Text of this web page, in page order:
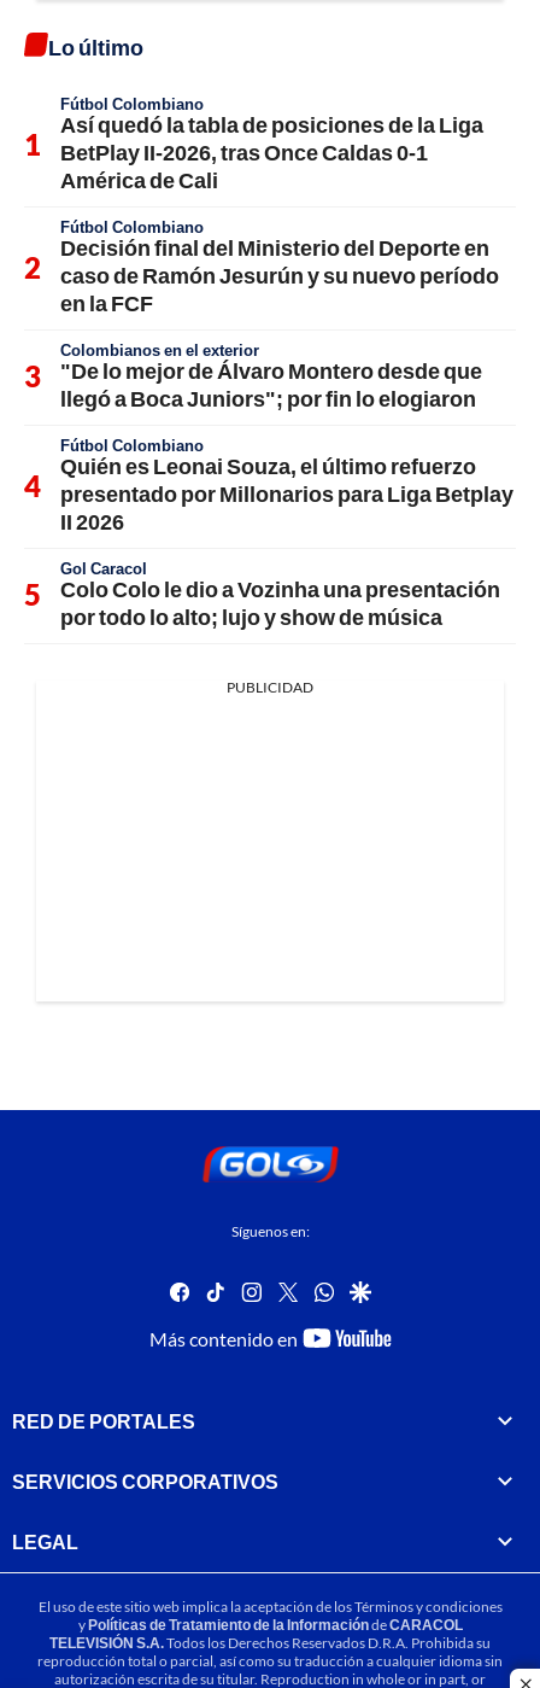
Lo último
Fútbol Colombiano
Así quedó la tabla de posiciones de la Liga
BetPlay II-2026, tras Once Caldas 0-1
América de Cali
Fútbol Colombiano
Decisión final del Ministerio del Deporte en
caso de Ramón Jesurún y su nuevo período
en la FCF
Colombianos en el exterior
"De lo mejor de Álvaro Montero desde que
llegó a Boca Juniors"; por fin lo elogiaron
Fútbol Colombiano
Quién es Leonai Souza, el último refuerzo
presentado por Millonarios para Liga Betplay
II 2026
Gol Caracol
Colo Colo le dio a Vozinha una presentación
por todo lo alto; lujo y show de música
PUBLICIDAD
Síguenos en:
facebook
tiktok instagram
twitterwhatsapp
google
Más contenido en
youtube-
RED DE PORTALES
SERVICIOS CORPORATIVOS
LEGAL
El uso de este sitio web implica la aceptación de losTérminos y condiciones
yPolíticas de Tratamiento de la InformacióndeCARACOL
TELEVISIÓN S.A.Todos los Derechos Reservados D.R.A. Prohibida su
reproducción total o parcial, así como su traducción a cualquier idioma sin
autorización escrita de su titular. Reproduction in whole or in part, or